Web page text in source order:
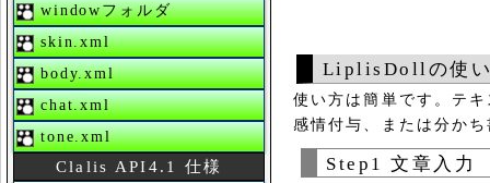
LiplisDollの使
使い方は簡単です。テ
感情付与、または分か
Step1 文章入力
windowフォルダ
skin.xml
body.xml
chat.xml
tone.xml
Clalis API4.1 仕様